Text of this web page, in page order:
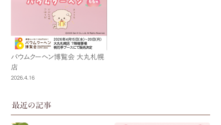
バウムクーヘン博覧会 大丸札幌
店
2026.4.16
最近の記事